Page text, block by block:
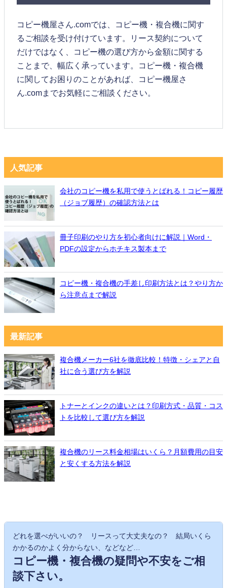
人気記事
会社のコピー機を私用で使うとばれる！コピー履歴
（ジョブ履歴）の確認方法とは
冊子印刷のやり方を初心者向けに解説｜Word・
PDFの設定からホチキス製本まで
コピー機・複合機の手差し印刷方法とは？やり方か
ら注意点まで解説
最新記事
複合機メーカー6社を徹底比較！特徴・シェアと自
社に合う選び方を解説
トナーとインクの違いとは？印刷方式・品質・コス
トを比較して選び方を解説
複合機のリース料金相場はいくら？月額費用の目安
と安くする方法を解説
コピー機屋さん.comでは、コピー機・複合機に関す
るご相談を受け付けています。リース契約について
だけではなく、コピー機の選び方から金額に関する
ことまで、幅広く承っています。コピー機・複合機
に関してお困りのことがあれば、コピー機屋さ
ん.comまでお気軽にご相談ください。
どれを選べがいいの？ リースって大丈夫なの？ 結局いくら
かかるのかよく分からない、などなど…
コピー機・複合機の疑問や不安をご相
談下さい。